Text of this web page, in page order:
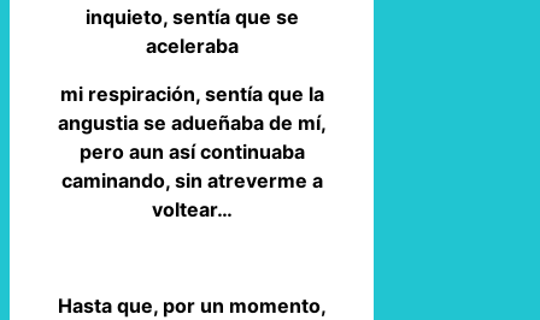
inquieto, sentía que se
aceleraba
mi respiración, sentía que la
angustia se adueñaba de mí,
pero aun así continuaba
caminando, sin atreverme a
voltear…
Hasta que, por un momento,